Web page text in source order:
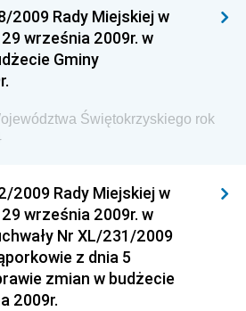
Ministra Kultury, Dziedzictwa
Ministra Rodziny i Polityki
Komendy Głównej Straży
Narodowego Banku Polskiego
Komendy Głównej Policji
Ministra Pracy i Polityki
2009 Rady Miejskiej w
września 2009r. w
Gminy
Świętokrzyskiego rok
2009 Rady Miejskiej w
września 2009r. w
Nr XL/231/2009
z dnia 5
zmian w budżecie
2009r.